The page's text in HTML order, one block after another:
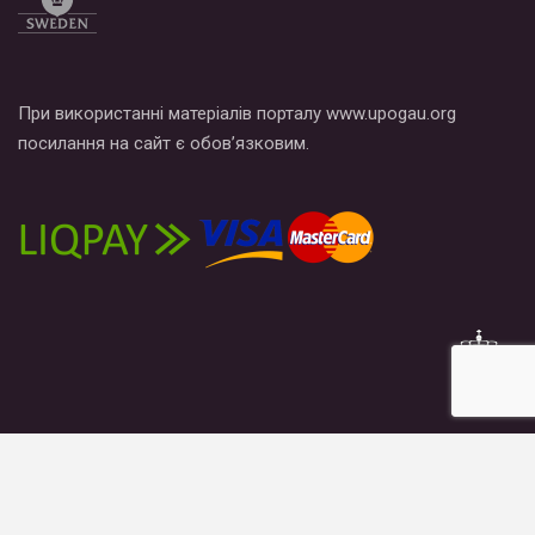
При використанні матеріалів порталу www.upogau.org
посилання на сайт є обов’язковим.